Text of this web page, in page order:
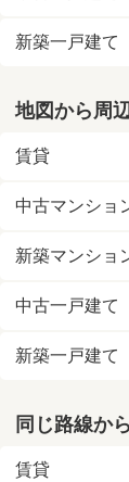
新築一戸建て
地図から周
賃貸
中古マンショ
新築マンショ
中古一戸建て
新築一戸建て
同じ路線か
賃貸